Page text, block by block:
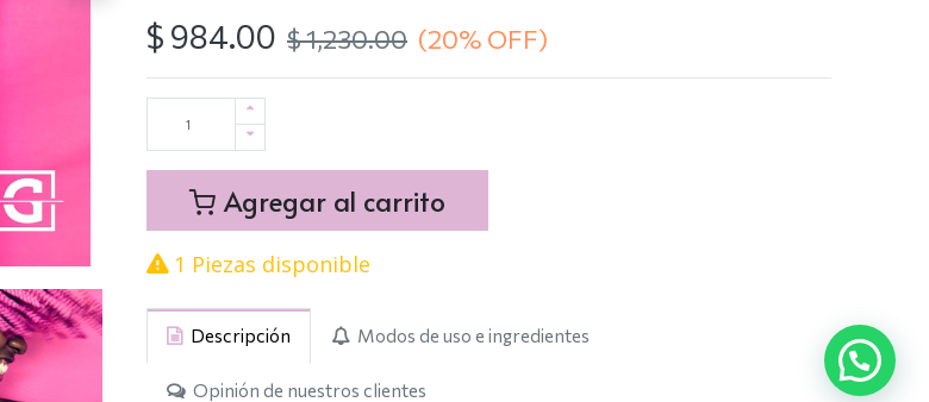
$ 984.00 $1,230.00 (20% OFF)
Agregar al carrito
1 Piezas disponible
Descripción Modos de uso e ingredientes
Opinión de nuestros clientes